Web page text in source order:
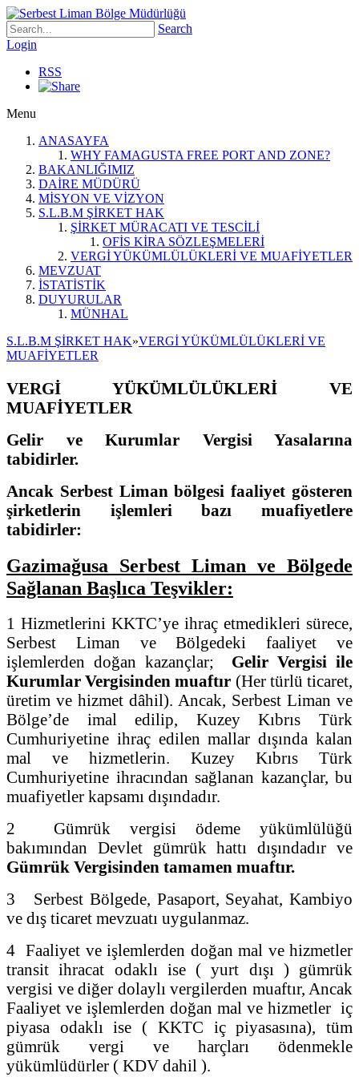
Search
Login
RSS
Menu
ANASAYFA
WHY FAMAGUSTA FREE PORT AND ZONE?
BAKANLIĞIMIZ
DAİRE MÜDÜRÜ
MİSYON VE VİZYON
S.L.B.M ŞİRKET HAK
ŞİRKET MÜRACATI VE TESCİLİ
OFİS KİRA SÖZLEŞMELERİ
VERGİ YÜKÜMLÜLÜKLERİ VE MUAFİYETLER
MEVZUAT
İSTATİSTİK
DUYURULAR
MÜNHAL
S.L.B.M ŞİRKET HAK»VERGİ YÜKÜMLÜLÜKLERİ VE
MUAFİYETLER
VERGİ YÜKÜMLÜLÜKLERİ VE
MUAFİYETLER
Gelir ve Kurumlar Vergisi Yasalarına
tabidirler.
Ancak Serbest Liman bölgesi faaliyet gösteren
şirketlerin işlemleri bazı muafiyetlere
tabidirler:
Gazimağusa Serbest Liman ve Bölgede
Sağlanan Başlıca Teşvikler:
1 Hizmetlerini KKTC’ye ihraç etmedikleri sürece,
Serbest Liman ve Bölgedeki faaliyet ve
işlemlerden doğan kazançlar;
Gelir Vergisi ile
Kurumlar Vergisinden muaftır (Her türlü ticaret,
üretim ve hizmet dâhil). Ancak, Serbest Liman ve
Bölge’de imal edilip, Kuzey Kıbrıs Türk
Cumhuriyetine ihraç edilen mallar dışında kalan
mal ve hizmetlerin. Kuzey Kıbrıs Türk
Cumhuriyetine ihracından sağlanan kazançlar, bu
muafiyetler kapsamı dışındadır.
2 Gümrük vergisi ödeme yükümlülüğü
bakımından Devlet gümrük hattı dışındadır ve
Gümrük Vergisinden tamamen muaftır.
3 Serbest Bölgede, Pasaport, Seyahat, Kambiyo
ve dış ticaret mevzuatı uygulanmaz.
4 Faaliyet ve işlemlerden doğan mal ve hizmetler
transit ihracat odaklı ise ( yurt dışı ) gümrük
vergisi ve diğer dolaylı vergilerden muaftır, Ancak
Faaliyet ve işlemlerden doğan mal ve hizmetler iç
piyasa odaklı ise ( KKTC iç piyasasına), tüm
gümrük vergi ve harçları ödenmekle
yükümlüdürler ( KDV dahil ).